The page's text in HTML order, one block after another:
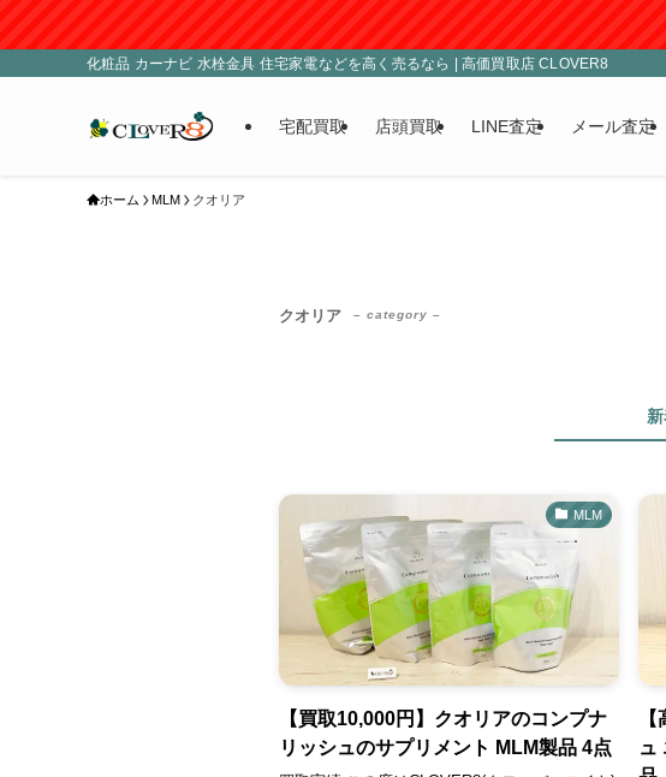
化粧品 カーナビ 水栓金具 住宅家電などを高く売るなら | 高価買取店 CLOVER8
宅配買取 店頭買取 LINE査定 メール査定
ホーム MLM クオリア
クオリア – category –
MLM
【買取10,000円】クオリアのコンプナ
リッシュのサプリメント MLM製品 4点
ュ